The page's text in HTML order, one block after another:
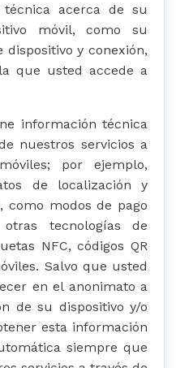
técnica acerca de su
móvil, como su
y conexión,
que usted accede a
información técnica
nuestros servicios a
por ejemplo,
de localización y
como modos de pago
tecnologías de
NFC, códigos QR
Salvo que usted
en el anonimato a
de su dispositivo y/o
esta información
siempre que